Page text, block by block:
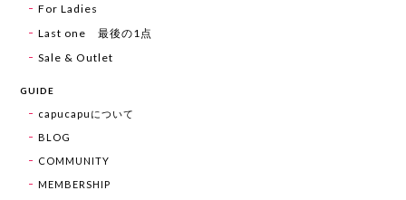
For Ladies
Last one 最後の1点
Sale & Outlet
GUIDE
capucapuについて
BLOG
COMMUNITY
MEMBERSHIP